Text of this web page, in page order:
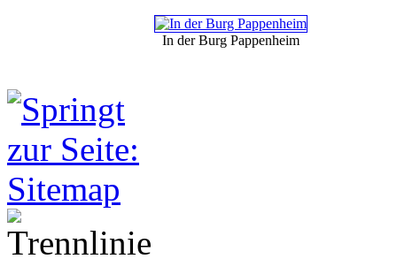
In der Burg Pappenheim